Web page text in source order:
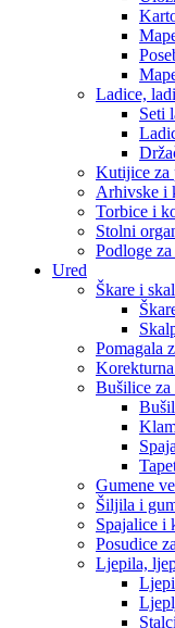
Ladice,
Seti
Kutijice za
Arhivske i
Torbice i
Stolni
Podloge
Ured
Škare i
Pomagala
Korekturna
Bušilice
Gumene
Šiljila i
Spajalice i
Posudice
Ljepila,